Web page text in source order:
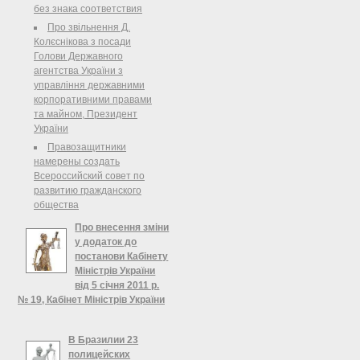
направить на доработку проект
Кодекс административного
судопроизводства Украины
(относительно ...
без знака соответствия
Про звільнення Д.
Колєснікова з посади
Голови Державного
агентства України з
управління державними
корпоративними правами
та майном, Президент
України
Правозащитники
намерены создать
Всероссийский совет по
развитию гражданского
общества
Про внесення зміни
у додаток до
постанови Кабінету
Міністрів України
від 5 січня 2011 р.
№ 19, Кабінет Міністрів України
постанови Кабінету Міністрів
України від 5 січня 2011 р. № 19
В Бразилии 23
полицейских